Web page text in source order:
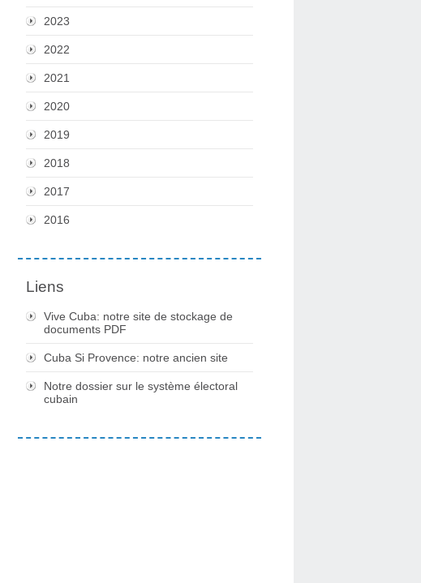
2023
2022
2021
2020
2019
2018
2017
2016
Liens
Vive Cuba: notre site de stockage de
documents PDF
Cuba Si Provence: notre ancien site
Notre dossier sur le système électoral
cubain